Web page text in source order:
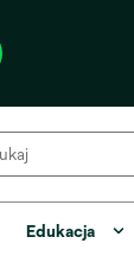
Edukacja